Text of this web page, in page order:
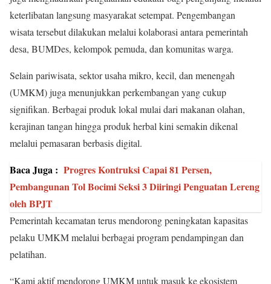
keterlibatan langsung masyarakat setempat. Pengembangan
wisata tersebut dilakukan melalui kolaborasi antara pemerintah
desa, BUMDes, kelompok pemuda, dan komunitas warga.
Selain pariwisata, sektor usaha mikro, kecil, dan menengah
(UMKM) juga menunjukkan perkembangan yang cukup
signifikan. Berbagai produk lokal mulai dari makanan olahan,
kerajinan tangan hingga produk herbal kini semakin dikenal
melalui pemasaran berbasis digital.
Baca Juga : Progres Kontruksi Capai 81 Persen,
Pembangunan Tol Bocimi Seksi 3 Diiringi Penguatan Lereng
oleh BPJT
Pemerintah kecamatan terus mendorong peningkatan kapasitas
pelaku UMKM melalui berbagai program pendampingan dan
pelatihan.
“Kami aktif mendorong UMKM untuk masuk ke ekosistem